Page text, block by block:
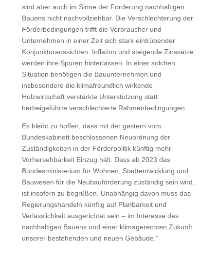
sind aber auch im Sinne der Förderung nachhaltigen
Bauens nicht nachvollziehbar. Die Verschlechterung der
Förderbedingungen trifft die Verbraucher und
Unternehmen in einer Zeit sich stark eintrübender
Konjunkturaussichten. Inflation und steigende Zinssätze
werden ihre Spuren hinterlassen. In einer solchen
Situation benötigen die Bauunternehmen und
insbesondere die klimafreundlich wirkende
Holzwirtschaft verstärkte Unterstützung statt
herbeigeführte verschlechterte Rahmenbedingungen.
Es bleibt zu hoffen, dass mit der gestern vom
Bundeskabinett beschlossenen Neuordnung der
Zuständigkeiten in der Förderpolitik künftig mehr
Vorhersehbarkeit Einzug hält. Dass ab 2023 das
Bundesministerium für Wohnen, Stadtentwicklung und
Bauwesen für die Neubauförderung zuständig sein wird,
ist insofern zu begrüßen. Unabhängig davon muss das
Regierungshandeln künftig auf Planbarkeit und
Verlässlichkeit ausgerichtet sein – im Interesse des
nachhaltigen Bauens und einer klimagerechten Zukunft
unserer bestehenden und neuen Gebäude.”